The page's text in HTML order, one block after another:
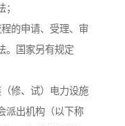
的申请、受理、审
。国家另有规定
修、试）电力设施
派出机构（以下称